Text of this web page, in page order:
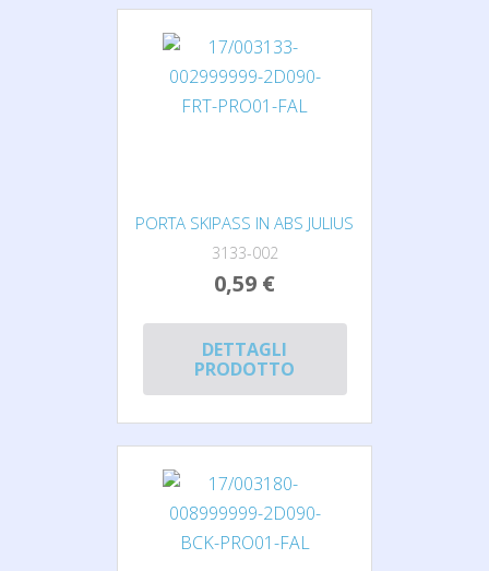
PORTA SKIPASS IN ABS JULIUS
3133-002
0,59 €
DETTAGLI
PRODOTTO